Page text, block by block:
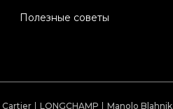
Полезные советы
Cartier LONGCHAMP Manolo Blahnik